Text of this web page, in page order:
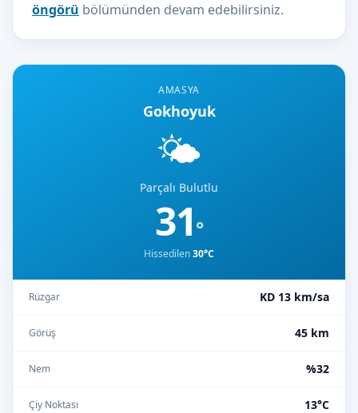
AMASYA
Gokhoyuk
🌤️
Parçalı Bulutlu
31°
Hissedilen30°C
Rüzgar KD 13 km/sa
Görüş 45 km
Nem %32
Çiy Noktası 13°C
öngörü bölümünden devam edebilirsiniz.